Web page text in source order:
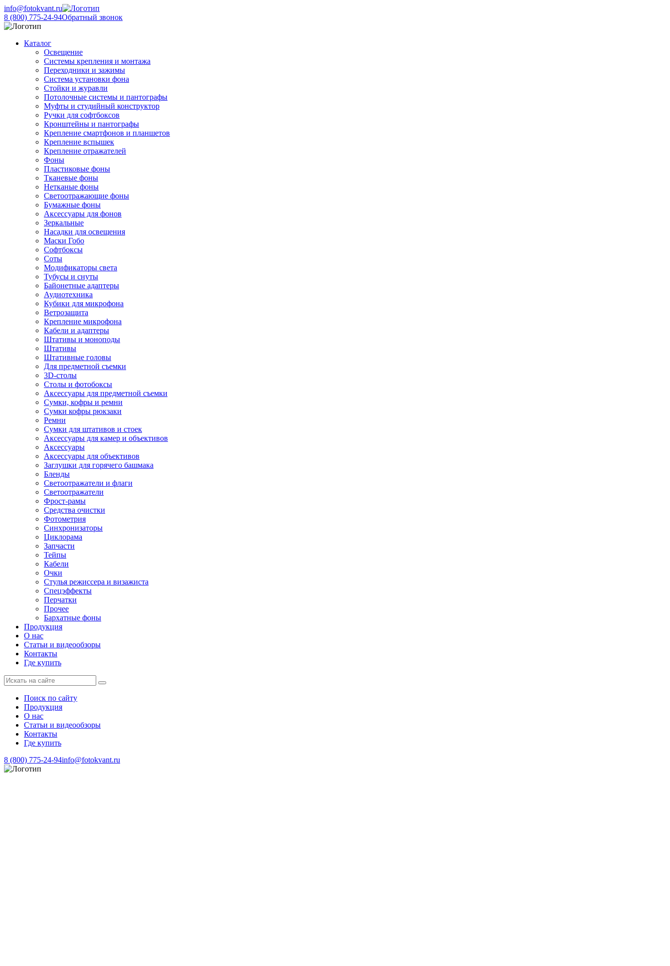
info@fotokvant.ru
8 (800) 775-24-94Обратный звонок
Каталог
Освещение
Системы крепления и монтажа
Переходники и зажимы
Система установки фона
Стойки и журавли
Потолочные системы и пантографы
Муфты и студийный конструктор
Ручки для софтбоксов
Кронштейны и пантографы
Крепление смартфонов и планшетов
Крепление вспышек
Крепление отражателей
Фоны
Пластиковые фоны
Тканевые фоны
Нетканые фоны
Светоотражающие фоны
Бумажные фоны
Аксессуары для фонов
Зеркальные
Насадки для освещения
Маски Гобо
Софтбоксы
Соты
Модификаторы света
Тубусы и снуты
Байонетные адаптеры
Аудиотехника
Кубики для микрофона
Ветрозащита
Крепление микрофона
Кабели и адаптеры
Штативы и моноподы
Штативы
Штативные головы
Для предметной съемки
3D-столы
Столы и фотобоксы
Аксессуары для предметной съемки
Сумки, кофры и ремни
Сумки кофры рюкзаки
Ремни
Сумки для штативов и стоек
Аксессуары для камер и объективов
Аксессуары
Аксессуары для объективов
Заглушки для горячего башмака
Бленды
Светоотражатели и флаги
Светоотражатели
Фрост-рамы
Средства очистки
Фотометрия
Синхронизаторы
Циклорама
Запчасти
Тейпы
Кабели
Очки
Стулья режиссера и визажиста
Спецэффекты
Перчатки
Прочее
Бархатные фоны
Продукция
О нас
Статьи и видеообзоры
Контакты
Где купить
Поиск по сайту
Продукция
О нас
Статьи и видеообзоры
Контакты
Где купить
8 (800) 775-24-94info@fotokvant.ru